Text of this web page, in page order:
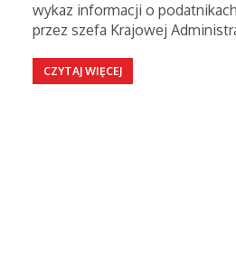
wykaz informacji o
przez szefa Krajowej
CZYTAJ WIĘCEJ